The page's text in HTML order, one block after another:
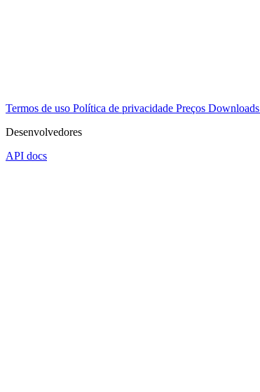
Termos de uso Política de privacidade Preços Downloads
Desenvolvedores
API docs